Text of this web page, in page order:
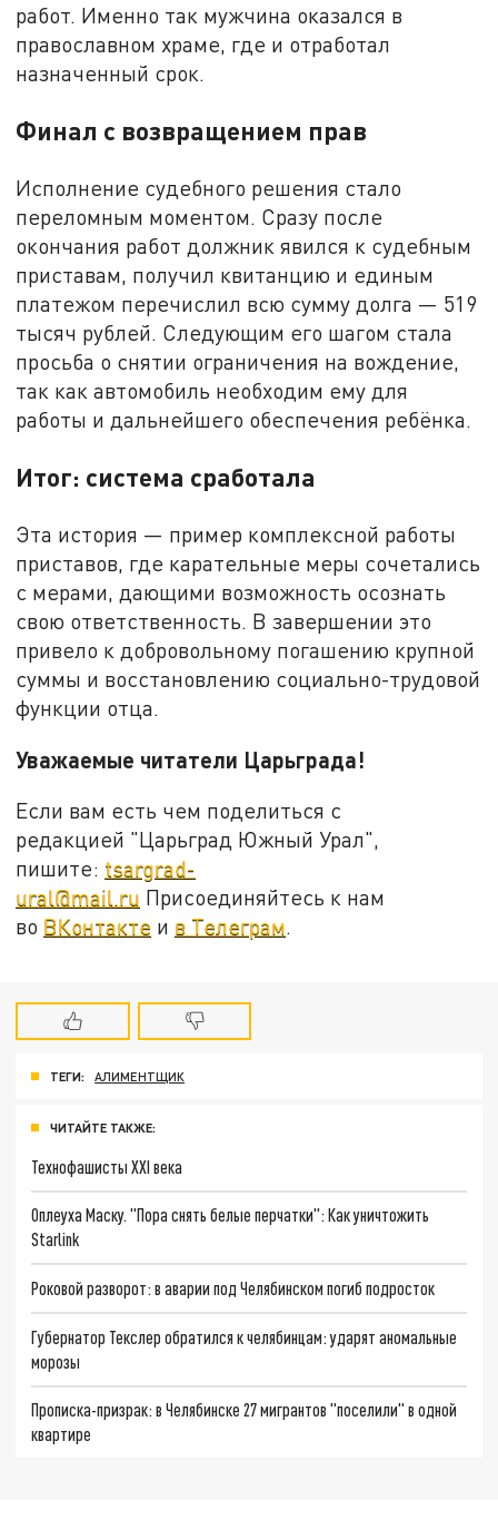
работ. Именно так мужчина оказался в
православном храме, где и отработал
назначенный срок.
Финал с возвращением прав
Исполнение судебного решения стало
переломным моментом. Сразу после
окончания работ должник явился к судебным
приставам, получил квитанцию и единым
платежом перечислил всю сумму долга — 519
тысяч рублей. Следующим его шагом стала
просьба о снятии ограничения на вождение,
так как автомобиль необходим ему для
работы и дальнейшего обеспечения ребёнка.
Итог: система сработала
Эта история — пример комплексной работы
приставов, где карательные меры сочетались
с мерами, дающими возможность осознать
свою ответственность. В завершении это
привело к добровольному погашению крупной
суммы и восстановлению социально-трудовой
функции отца.
Уважаемые читатели Царьграда!
Если вам есть чем поделиться с
редакцией "Царьград Южный Урал",
пишите: tsargrad-
ural@mail.ru Присоединяйтесь к нам
во ВКонтакте и в Телеграм.
ТЕГИ: АЛИМЕНТЩИК
ЧИТАЙТЕ ТАКЖЕ:
Технофашисты XXI века
Оплеуха Маску. "Пора снять белые перчатки": Как уничтожить
Starlink
Роковой разворот: в аварии под Челябинском погиб подросток
Губернатор Текслер обратился к челябинцам: ударят аномальные
морозы
Прописка-призрак: в Челябинске 27 мигрантов "поселили" в одной
квартире